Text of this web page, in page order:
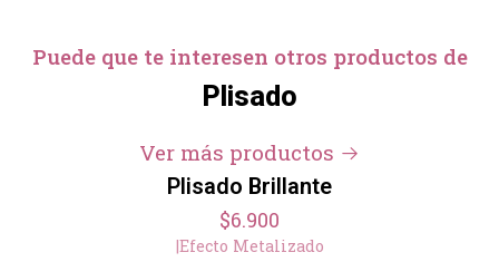
Puede que te interesen otros productos de
Plisado
Ver más productos
Plisado Brillante
$6.900
|Efecto Metalizado